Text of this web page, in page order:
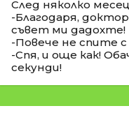
След няколко
-Благодаря,
съвет ми дадохте!
-Повече не спите
-Спя, и още как!
секунди!